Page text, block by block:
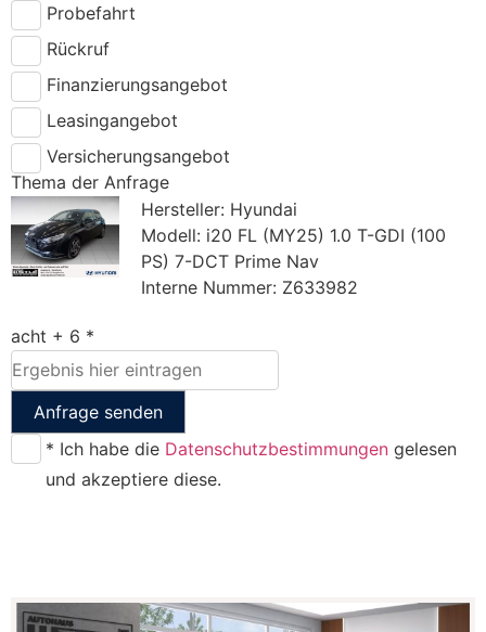
Probefahrt
Rückruf
Finanzierungsangebot
Leasingangebot
Versicherungsangebot
Thema der Anfrage
Hersteller: Hyundai
Modell: i20 FL (MY25) 1.0 T-GDI (100
PS) 7-DCT Prime Nav
Interne Nummer: Z633982
acht + 6 *
Anfrage senden
* Ich habe die Datenschutzbestimmungen gelesen
und akzeptiere diese.